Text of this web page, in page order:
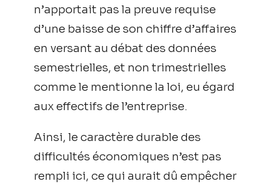
n’apportait pas la preuve requise
d’une baisse de son chiffre d’affaires
en versant au débat des données
semestrielles, et non trimestrielles
comme le mentionne la loi, eu égard
aux effectifs de l’entreprise.
Ainsi, le caractère durable des
difficultés économiques n’est pas
rempli ici, ce qui aurait dû empêcher